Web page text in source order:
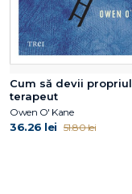
Cum să devii propriul
terapeut
Owen O' Kane
36.26 lei 51.80 lei